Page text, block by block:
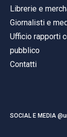
Librerie e
Giornalisti e
Ufficio rapporti
pubblico
Contatti
SOCIAL E MEDIA